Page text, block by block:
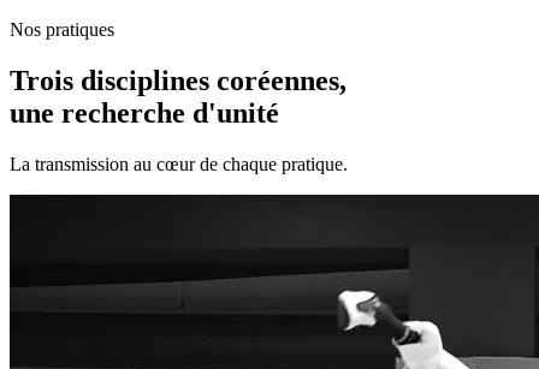
Nos pratiques
Trois disciplines coréennes,
une recherche d'unité
La transmission au cœur de chaque pratique.